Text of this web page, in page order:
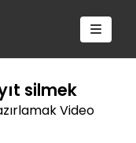
silmek
Video